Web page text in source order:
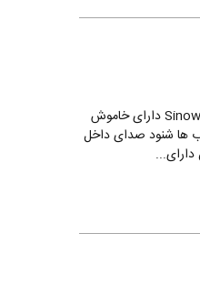
ردیاب دزدگیر فابریک سمند LX ردیاب سینوال پلاس Sinowall plus دارای خاموش
ها شنود صدای داخل
دارای...